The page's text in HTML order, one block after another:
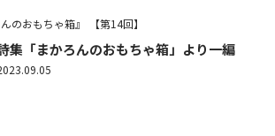
のおもちゃ箱』 【第14回】
集「まかろんのおもちゃ箱」より一編